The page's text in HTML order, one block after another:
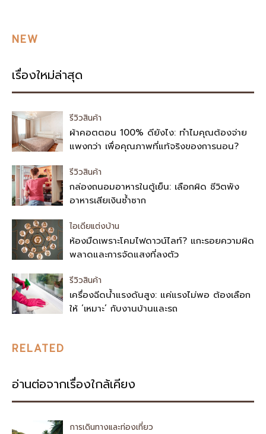
NEW
เรื่องใหม่ล่าสุด
รีวิวสินค้า
ผ้าคอตตอน 100% ดียังไง: ทำไมคุณต้องจ่าย
แพงกว่า เพื่อคุณภาพที่แท้จริงของการนอน?
รีวิวสินค้า
กล่องถนอมอาหารในตู้เย็น: เลือกผิด ชีวิตพัง
อาหารเสียเงินซ้ำซาก
ไอเดียแต่งบ้าน
ห้องมืดเพราะโคมไฟดาวน์ไลท์? แกะรอยความผิด
พลาดและการจัดแสงที่ลงตัว
รีวิวสินค้า
เครื่องฉีดน้ำแรงดันสูง: แค่แรงไม่พอ ต้องเลือก
ให้ ‘เหมาะ’ กับงานบ้านและรถ
RELATED
อ่านต่อจากเรื่องใกล้เคียง
การเดินทางและท่องเที่ยว